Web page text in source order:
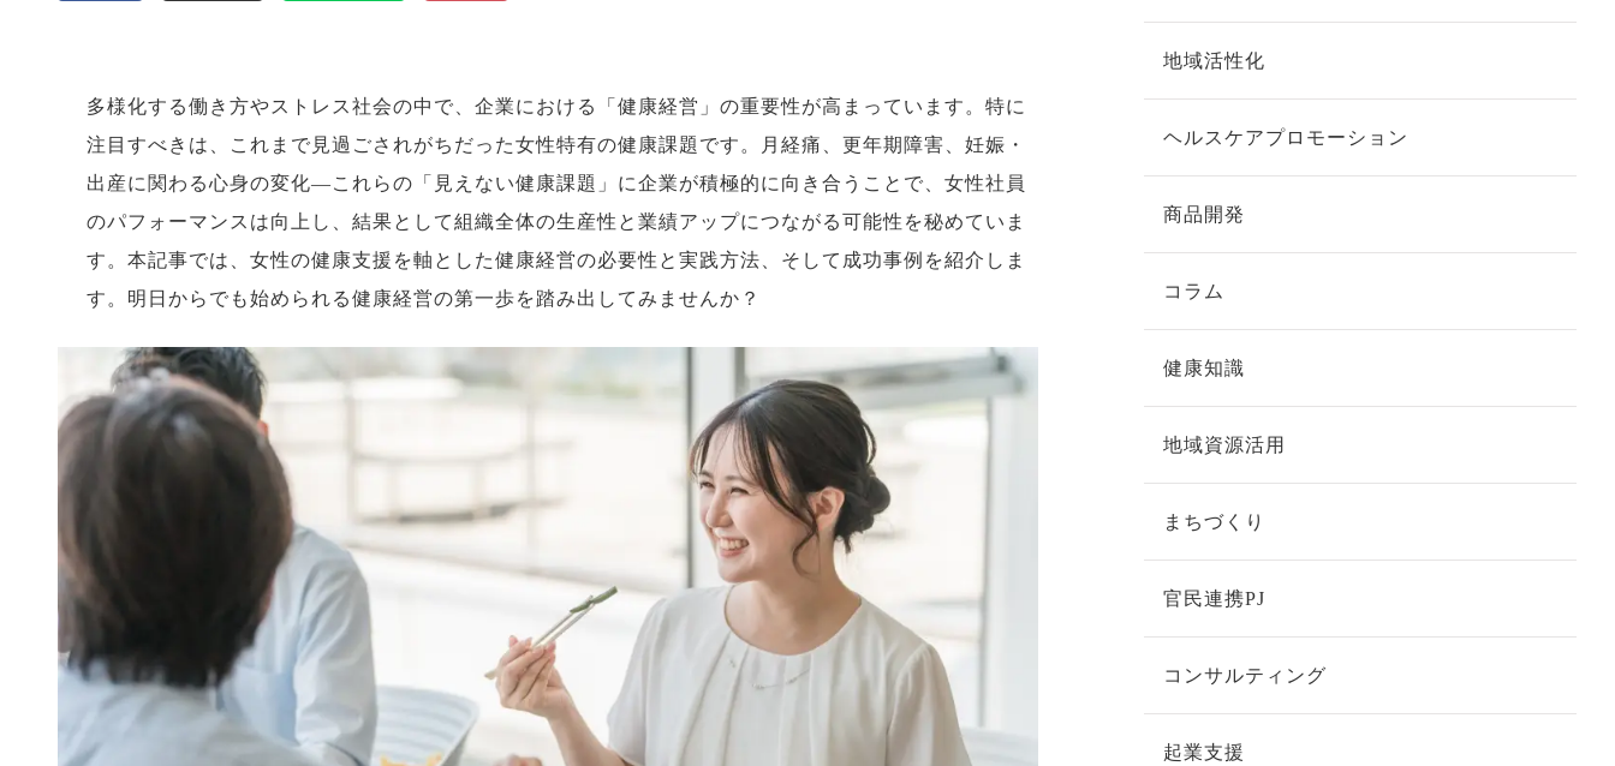
多様化する働き方やストレス社会の中で、企業における「健康経営」の重要性が高まっています。特に
注目すべきは、これまで見過ごされがちだった女性特有の健康課題です。月経痛、更年期障害、妊娠・
出産に関わる心身の変化—これらの「見えない健康課題」に企業が積極的に向き合うことで、女性社員
のパフォーマンスは向上し、結果として組織全体の生産性と業績アップにつながる可能性を秘めていま
す。本記事では、女性の健康支援を軸とした健康経営の必要性と実践方法、そして成功事例を紹介しま
す。明日からでも始められる健康経営の第一歩を踏み出してみませんか？
地域活性化
ヘルスケアプロモーション
商品開発
コラム
健康知識
地域資源活用
まちづくり
官民連携PJ
コンサルティング
起業支援